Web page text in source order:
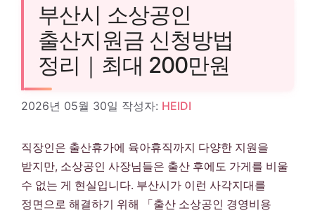
부산시 소상공인
출산지원금 신청방법
정리｜최대 200만원
2026년 05월 30일 작성자: HEIDI
직장인은 출산휴가에 육아휴직까지 다양한 지원을
받지만, 소상공인 사장님들은 출산 후에도 가게를 비울
수 없는 게 현실입니다. 부산시가 이런 사각지대를
정면으로 해결하기 위해 「출산 소상공인 경영비용